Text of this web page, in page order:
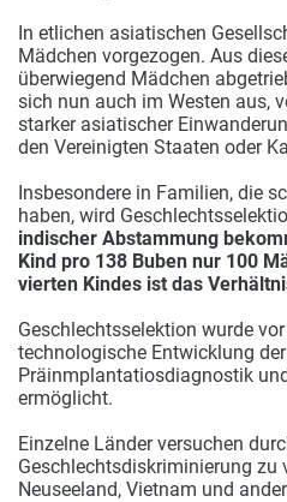
In etlichen asiatischen
Mädchen vorgezogen. Aus
überwiegend Mädchen
sich nun auch im Westen aus,
starker asiatischer
den Vereinigten Staaten oder
Insbesondere in Familien, die
haben, wird
indischer Abstammung
Kind pro 138 Buben nur 100
vierten Kindes ist das
Geschlechtsselektion wurde
technologische Entwicklung der
Präinmplantatiosdiagnostik
ermöglicht.
Einzelne Länder versuchen
Geschlechtsdiskriminierung zu
Neuseeland, Vietnam und